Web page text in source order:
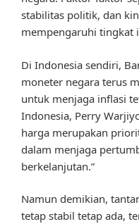
stabilitas politik, dan
mempengaruhi tingkat
Di Indonesia sendiri,
moneter negara terus
untuk menjaga inflasi
Indonesia, Perry
harga merupakan
dalam menjaga
berkelanjutan.”
Namun demikian,
tetap stabil tetap ada,